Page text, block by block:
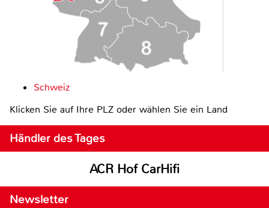
Schweiz
Klicken Sie auf Ihre PLZ oder wählen Sie ein Land
Händler des Tages
ACR Hof CarHifi
Newsletter